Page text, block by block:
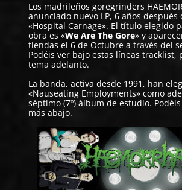
Los madrileños goregrinders
anunciado nuevo LP, 6 años
«Hospital Carnage». El título elegido
obra es «We Are The Gore» y
tiendas el 6 de Octubre a través del
Podéis ver bajo estas líneas tracklist,
tema adelanto.
La banda, activa desde 1991, han
«Nauseating Employments» como
séptimo (7º) álbum de estudio.
más abajo.